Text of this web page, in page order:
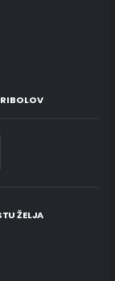
ŽELJA